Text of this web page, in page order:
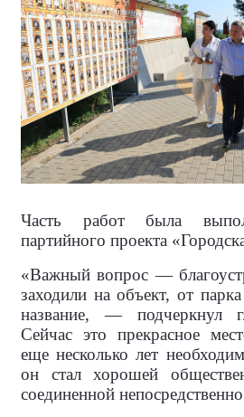
Часть работ была
партийного проекта
«Важный вопрос —
заходили на объект, от
название, — подчеркнул
Сейчас это прекрасное
еще несколько лет
он стал хорошей
соединенной